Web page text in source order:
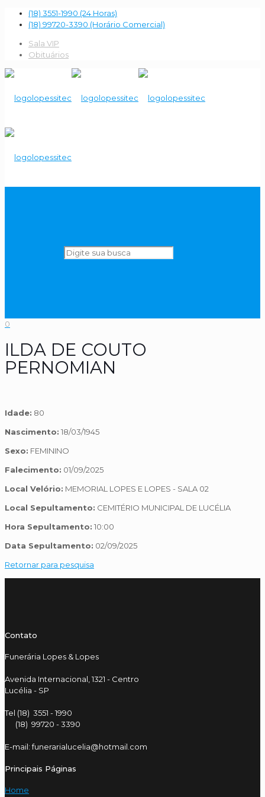
(18) 3551-1990 (24 Horas)
(18) 99720-3390 (Horário Comercial)
Sala VIP
Obituários
0
ILDA DE COUTO
PERNOMIAN
Idade: 80
Nascimento: 18/03/1945
Sexo: FEMININO
Falecimento: 01/09/2025
Local Velório: MEMORIAL LOPES E LOPES - SALA 02
Local Sepultamento: CEMITÉRIO MUNICIPAL DE LUCÉLIA
Hora Sepultamento: 10:00
Data Sepultamento: 02/09/2025
Retornar para pesquisa
Contato
Funerária Lopes & Lopes
Avenida Internacional, 1321 - Centro
Lucélia - SP
Tel (18) 3551 - 1990
(18) 99720 - 3390
E-mail: funerarialucelia@hotmail.com
Principais Páginas
Home